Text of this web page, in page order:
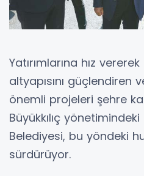
Yatırımlarına hız
altyapısını güçlendiren
önemli projeleri şehre
Büyükkılıç
Belediyesi, bu yöndeki
sürdürüyor.